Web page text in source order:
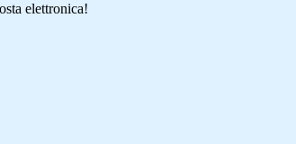
elettronica!